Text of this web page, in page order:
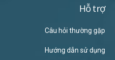
Hỗ trợ
Câu hỏi thường gặp
Hướng dẫn sử dụng